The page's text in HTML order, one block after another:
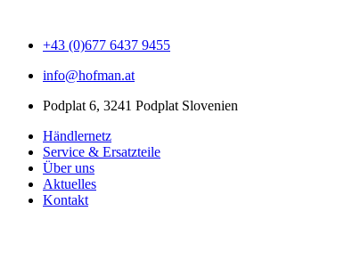
+43 (0)677 6437 9455
info@hofman.at
Podplat 6, 3241 Podplat Slovenien
Händlernetz
Service & Ersatzteile
Über uns
Aktuelles
Kontakt